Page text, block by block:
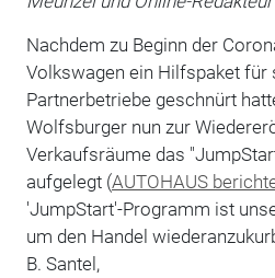
Nachdem zu Beginn der
Volkswagen ein Hilfspaket für
Partnerbetriebe geschnürt
Wolfsburger nun zur
Verkaufsräume das
aufgelegt (AUTOHAUS
'JumpStart'-Programm ist
um den Handel
B. Santel,